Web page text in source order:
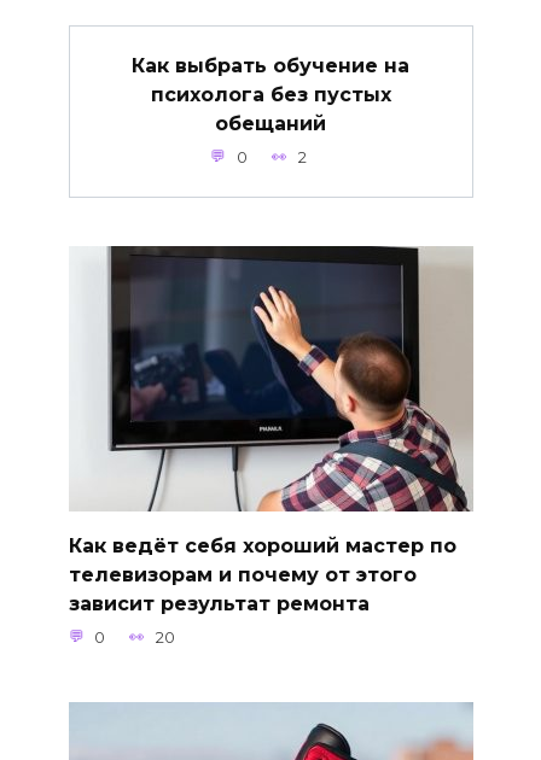
Как выбрать обучение на
психолога без пустых
обещаний
0 2
Как ведёт себя хороший мастер по
телевизорам и почему от этого
зависит результат ремонта
0 20